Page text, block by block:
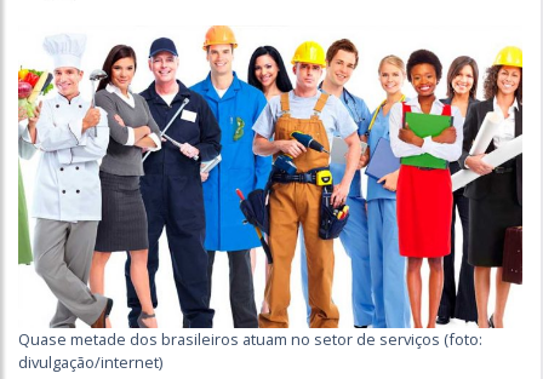
Quase metade dos brasileiros atuam no setor de serviços (foto:
divulgação/internet)